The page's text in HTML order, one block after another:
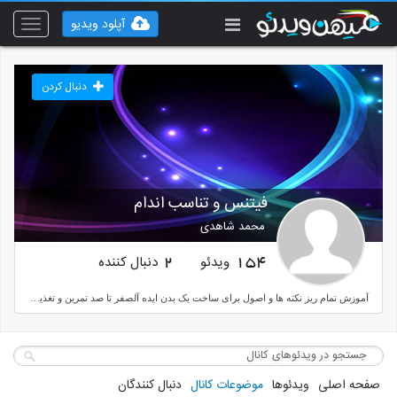
Toggle
آپلود ویدیو
فیتنس و تناسب اندام
محمد شاهدی
دنبال کردن
154 ویدئو 2 دنبال کننده
صفحه اصلی ویدئوها موضوعات کانال دنبال کنندگان